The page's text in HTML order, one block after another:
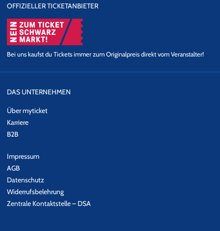
EVENTALARM
Wer über aktuelle Tour-Daten von LUND informiert werden
möchte, kann sich gerne zu unserem
NEWSLETTER-ABO
OFFIZIELLER TICKETANBIETER
Bei uns kaufst du Tickets immer zum Originalpreis direkt vom Veranstalter!
DAS UNTERNEHMEN
Über myticket
Karriere
B2B
Impressum
AGB
Datenschutz
Widerrufsbelehrung
Zentrale Kontaktstelle – DSA